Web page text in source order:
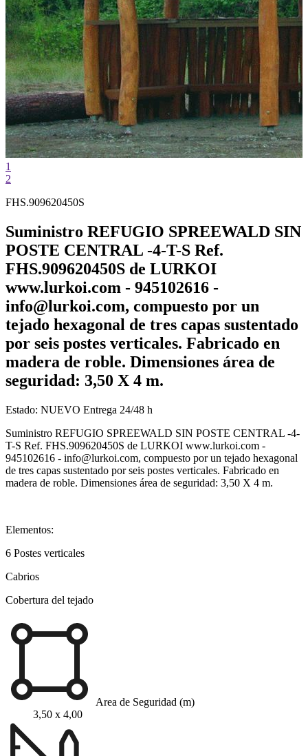
1
2
FHS.909620450S
Suministro REFUGIO SPREEWALD SIN
POSTE CENTRAL -4-T-S Ref.
FHS.909620450S de LURKOI
www.lurkoi.com - 945102616 -
info@lurkoi.com, compuesto por un
tejado hexagonal de tres capas sustentado
por seis postes verticales. Fabricado en
madera de roble. Dimensiones área de
seguridad: 3,50 X 4 m.
Estado: NUEVO Entrega 24/48 h
Suministro REFUGIO SPREEWALD SIN POSTE CENTRAL -4-
T-S Ref. FHS.909620450S de LURKOI www.lurkoi.com -
945102616 - info@lurkoi.com, compuesto por un tejado hexagonal
de tres capas sustentado por seis postes verticales. Fabricado en
madera de roble. Dimensiones área de seguridad: 3,50 X 4 m.
Elementos:
6 Postes verticales
Cabrios
Cobertura del tejado
Area de Seguridad (m)
3,50 x 4,00